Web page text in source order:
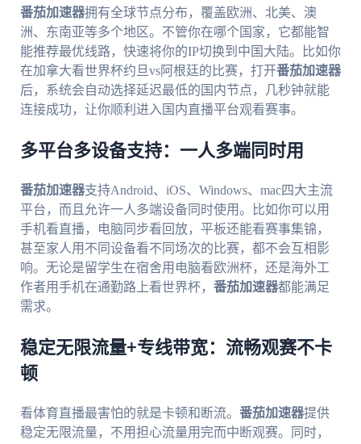
番茄加速器拥有全球节点分布，覆盖欧洲、北美、澳
洲、东南亚等多个地区。不管你在哪个国家，它都能智
能推荐最优线路，快速将你的IP切换到中国大陆。比如你
在加拿大看世界杯约旦vs阿根廷的比赛，打开番茄加速器
后，系统会自动选择延迟最低的国内节点，几秒钟就能
连接成功，让你顺利进入国内直播平台观看赛事。
多平台多设备支持：一人多端同时用
番茄加速器支持Android、iOS、Windows、mac四大主流
平台，而且允许一人多端设备同时使用。比如你可以用
手机看直播，电脑同步看回放，平板还能看赛事集锦，
甚至家人用不同设备看不同场次的比赛，都不会互相影
响。无论是留学生在宿舍用电脑看欧洲杯，还是海外工
作者用手机在通勤路上看世界杯， 番茄加速器都能满足
需求。
稳定无限流量+专线带宽：流畅观赛不卡
顿
看体育直播最害怕的就是卡顿和断流。 番茄加速器提供
稳定无限流量，不用担心流量用完而中断观赛。同时，